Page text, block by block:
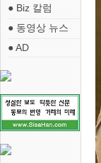
● Biz 칼럼
● 동영상 뉴스
● AD